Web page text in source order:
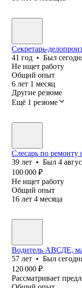
Секретарь-
41 год • Был
Не ищет работу
Общий опыт
6 лет 1 месяц
Другие резюме
Ещё 1 резюме
Слесарь по ремонту
39 лет • Был 4
100 000 ₽
Не ищет работу
Общий опыт
16 лет 4 месяца
Водитель АВСДЕ,
57 лет • Был
120 000 ₽
Рассматривает